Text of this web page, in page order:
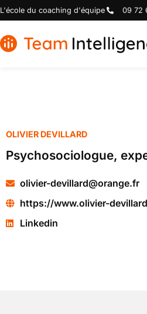
L'école du coaching d'équipe 09 72
OLIVIER DEVILLARD
Psychosociologue,
olivier-devillard@orange.fr
https://www.olivier-
Linkedin